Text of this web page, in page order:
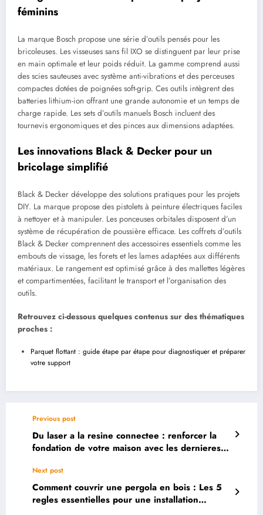
féminins
La marque Bosch propose une série d’outils pensés pour les
bricoleuses. Les visseuses sans fil IXO se distinguent par leur prise
en main optimale et leur poids réduit. La gamme comprend aussi
des scies sauteuses avec système anti-vibrations et des perceuses
compactes dotées de poignées soft-grip. Ces outils intègrent des
batteries lithium-ion offrant une grande autonomie et un temps de
charge rapide. Les sets d’outils manuels Bosch incluent des
tournevis ergonomiques et des pinces aux dimensions adaptées.
Les innovations Black & Decker pour un
bricolage simplifié
Black & Decker développe des solutions pratiques pour les projets
DIY. La marque propose des pistolets à peinture électriques faciles
à nettoyer et à manipuler. Les ponceuses orbitales disposent d’un
système de récupération de poussière efficace. Les coffrets d’outils
Black & Decker comprennent des accessoires essentiels comme les
embouts de vissage, les forets et les lames adaptées aux différents
matériaux. Le rangement est optimisé grâce à des mallettes légères
et compartimentées, facilitant le transport et l’organisation des
outils.
Retrouvez ci-dessous quelques contenus sur des thématiques
proches :
Parquet flottant : guide étape par étape pour diagnostiquer et préparer
votre support
Previous post
Du laser a la resine connectee : renforcer la
fondation de votre maison avec les dernieres
Next post
Comment couvrir une pergola en bois : Les 5
regles essentielles pour une installation